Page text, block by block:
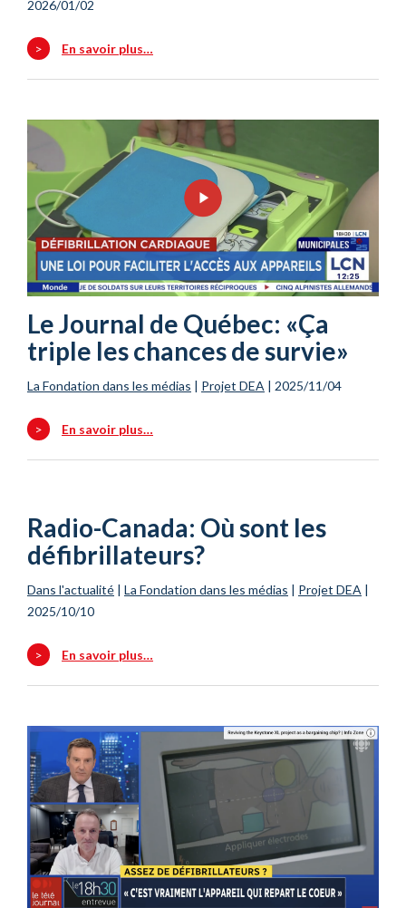
2026/01/02
> En savoir plus…
Le Journal de Québec: «Ça
triple les chances de survie»
La Fondation dans les médias | Projet DEA | 2025/11/04
> En savoir plus…
Radio-Canada: Où sont les
défibrillateurs?
Dans l'actualité | La Fondation dans les médias | Projet DEA |
2025/10/10
> En savoir plus…